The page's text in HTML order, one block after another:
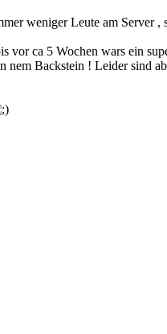
weniger Leute am Server ,
ca 5 Wochen wars ein
nem Backstein ! Leider sind